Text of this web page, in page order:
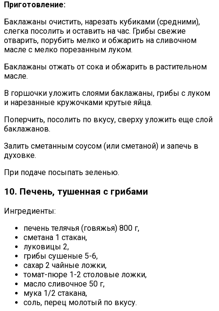
Приготовление:
Баклажаны очистить, нарезать кубиками (средними),
слегка посолить и оставить на час. Грибы свежие
отварить, порубить мелко и обжарить на сливочном
масле с мелко порезанным луком.
Баклажаны отжать от сока и обжарить в растительном
масле.
В горшочки уложить слоями баклажаны, грибы с луком
и нарезанные кружочками крутые яйца.
Поперчить, посолить по вкусу, сверху уложить еще слой
баклажанов.
Залить сметанным соусом (или сметаной) и запечь в
духовке.
При подаче посыпать зеленью.
10. Печень, тушенная с грибами
Ингредиенты:
печень телячья (говяжья) 800 г,
сметана 1 стакан,
луковицы 2,
грибы сушеные 5-6,
сахар 2 чайные ложки,
томат-пюре 1-2 столовые ложки,
масло сливочное 50 г,
мука 1/2 стакана,
соль, перец молотый по вкусу.